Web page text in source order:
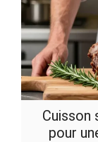
Cuisson
pour